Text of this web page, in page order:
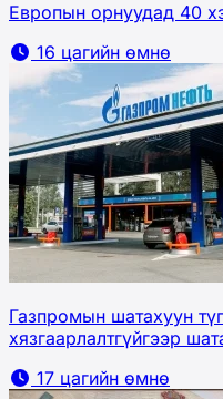
Европын орнуудад 40
16 цагийн өмнө
Газпромын шатахуун
хязгаарлалтгүйгээр
17 цагийн өмнө